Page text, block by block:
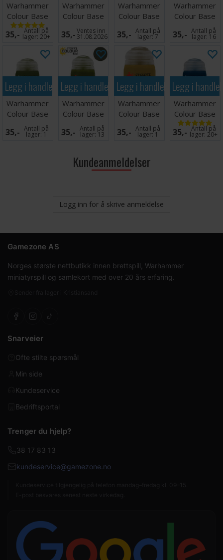
Warhammer
Colour Base
Lupercal
Green
35,- Antall på
lager:20+
Warhammer
Colour Base
The Fang
35,-Ventes inn
31.08.2026
Warhammer
Colour Base
Ionrach Skin
35,- Antall på
lager:7
Warhammer
Colour Base
Grey Knights
Steel
35,- Antall på
lager: 16
Legg i handlekurven
Warhammer
Colour Base
Death World
Forest
35,- Antall på
lager:1
Legg i handlekurven
Warhammer
Colour Base
Death Korps
Drab
35,- Antall på
lager: 13
Legg i handlekurven
Warhammer
Colour Base
Hobgrot Hide
35,- Antall på
lager:1
Legg i
Warhammer
Colour Base
Night Lords
Blue
35,- Antall på
lager:20+
Kundeanmeldelser
Logg inn for å skrive anmeldelse
Gamezone AS
Norges største nettbutikk innen brettspill, Warhammer
miniatyrspill og samlekort med over 20 års erfaring.
Snarveier
Ofte stilte spørsmål
Min side
Kundeservice
Bedriftsportal
Trenger du hjelp?
38 17 83 13
kundeservice@gamezone.no